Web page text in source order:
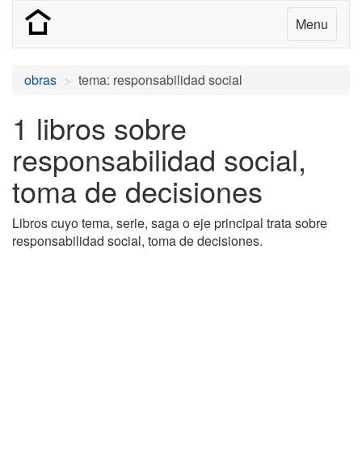
Menu
obras tema: responsabilidad social
1 libros sobre
responsabilidad social,
toma de decisiones
Libros cuyo tema, serie, saga o eje principal trata sobre
responsabilidad social, toma de decisiones.